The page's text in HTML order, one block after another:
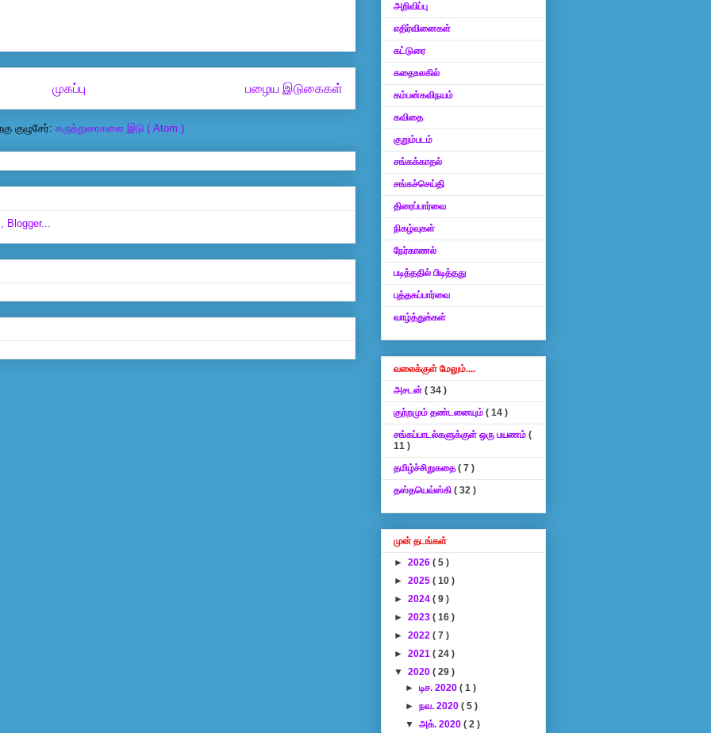
பழைய இடுகைகள்
முகப்பு
குழுசேர்: கருத்துரைகளை இடு ( Atom )
அறிவிப்பு
எதிர்வினைகள்
கட்டுரை
கதைஉலகில்
கம்பன்கவிநயம்
கவிதை
குறும்படம்
சங்கக்காதல்
சங்கச்செய்தி
திரைப்பார்வை
நிகழ்வுகள்
நேர்காணல்
படித்ததில் பிடித்தது
புத்தகப்பார்வை
வாழ்த்துக்கள்
வலைக்குள் மேலும்....
அசடன் ( 34 )
குற்றமும் தண்டனையும் ( 14 )
சங்கப்பாடல்களுக்குள் ஒரு பயணம் (
11 )
தமிழ்ச்சிறுகதை( 7 )
தஸ்தயெவ்ஸ்கி ( 32 )
முன் தடங்கள்
► 2026 ( 5 )
► 2025 ( 10 )
► 2024 ( 9 )
► 2023 ( 16 )
► 2022 ( 7 )
► 2021 ( 24 )
▼ 2020 ( 29 )
►டிச. 2020( 1 )
►நவ. 2020( 5 )
▼அக். 2020( 2 )